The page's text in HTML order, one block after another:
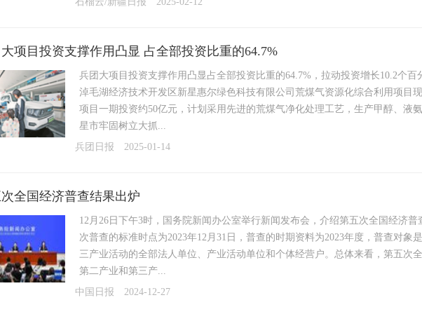
项目投资支撑作用凸显 占全部投资比重的64.7%
兵团大项目投资支撑作用凸显占全部投资比重的64.7%，拉动投资增长10.2个
淖毛湖经济技术开发区新星惠尔绿色科技有限公司荒煤气资源化综合利用项目
项目一期投资约50亿元，计划采用先进的荒煤气净化处理工艺，生产甲醇、液
星市牢固树立大抓...
兵团日报
2025-01-14
全国经济普查结果出炉
12月26日下午3时，国务院新闻办公室举行新闻发布会，介绍第五次全国经济
次普查的标准时点为2023年12月31日，普查的时期资料为2023年度，普查对象
三产业活动的全部法人单位、产业活动单位和个体经营户。总体来看，第五次
第二产业和第三产...
中国日报
2024-12-27